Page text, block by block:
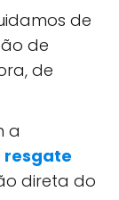
de
de
de
a
resgate
direta do